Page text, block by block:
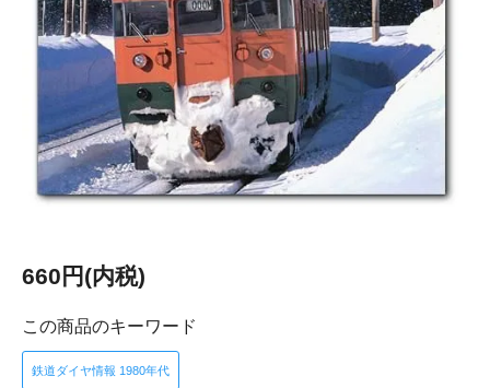
660円(内税)
この商品のキーワード
鉄道ダイヤ情報 1980年代